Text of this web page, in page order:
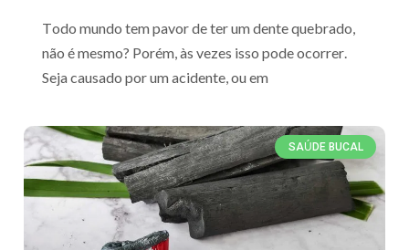
Todo mundo tem pavor de ter um dente quebrado,
não é mesmo? Porém, às vezes isso pode ocorrer.
Seja causado por um acidente, ou em
SAÚDE BUCAL